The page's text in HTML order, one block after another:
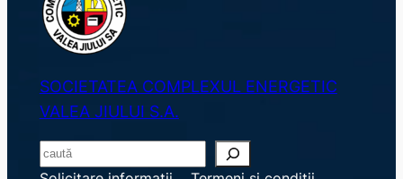
SOCIETATEA COMPLEXUL ENERGETIC
VALEA JIULUI S.A.
S